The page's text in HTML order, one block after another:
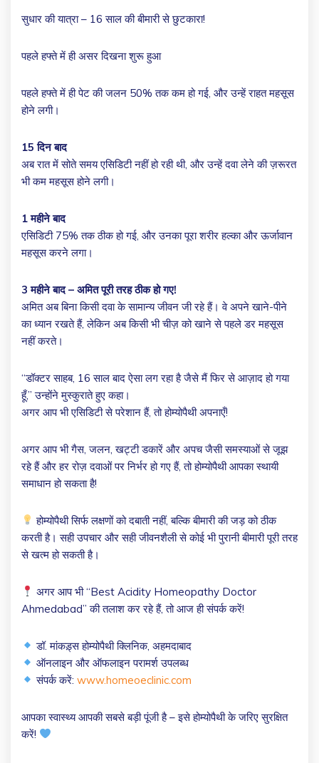
सुधार की यात्रा – 16 साल की बीमारी से छुटकारा!
पहले हफ्ते में ही असर दिखना शुरू हुआ
पहले हफ्ते में ही पेट की जलन 50% तक कम हो गई, और उन्हें राहत महसूस
होने लगी।
15 दिन बाद
अब रात में सोते समय एसिडिटी नहीं हो रही थी, और उन्हें दवा लेने की ज़रूरत
भी कम महसूस होने लगी।
1 महीने बाद
एसिडिटी 75% तक ठीक हो गई, और उनका पूरा शरीर हल्का और ऊर्जावान
महसूस करने लगा।
3 महीने बाद – अमित पूरी तरह ठीक हो गए!
अमित अब बिना किसी दवा के सामान्य जीवन जी रहे हैं। वे अपने खाने-पीने
का ध्यान रखते हैं, लेकिन अब किसी भी चीज़ को खाने से पहले डर महसूस
नहीं करते।
“डॉक्टर साहब, 16 साल बाद ऐसा लग रहा है जैसे मैं फिर से आज़ाद हो गया
हूँ,” उन्होंने मुस्कुराते हुए कहा।
अगर आप भी एसिडिटी से परेशान हैं, तो होम्योपैथी अपनाएँ!
अगर आप भी गैस, जलन, खट्टी डकारें और अपच जैसी समस्याओं से जूझ
रहे हैं और हर रोज़ दवाओं पर निर्भर हो गए हैं, तो होम्योपैथी आपका स्थायी
समाधान हो सकता है!
होम्योपैथी सिर्फ लक्षणों को दबाती नहीं, बल्कि बीमारी की जड़ को ठीक
करती है। सही उपचार और सही जीवनशैली से कोई भी पुरानी बीमारी पूरी तरह
से खत्म हो सकती है।
अगर आप भी “Best Acidity Homeopathy Doctor
Ahmedabad” की तलाश कर रहे हैं, तो आज ही संपर्क करें!
डॉ. मांकड़्स होम्योपैथी क्लिनिक, अहमदाबाद
ऑनलाइन और ऑफलाइन परामर्श उपलब्ध
संपर्क करें:www.homeoeclinic.com
आपका स्वास्थ्य आपकी सबसे बड़ी पूंजी है – इसे होम्योपैथी के जरिए सुरक्षित
करें!